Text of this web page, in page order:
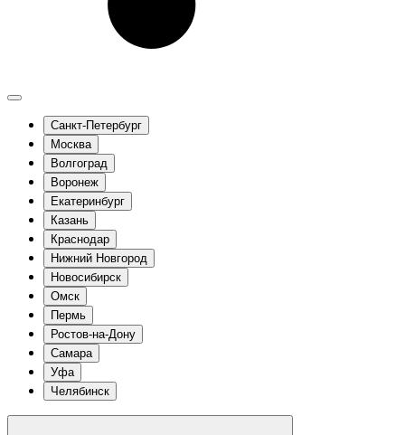
Санкт-Петербург
Москва
Волгоград
Воронеж
Екатеринбург
Казань
Краснодар
Нижний Новгород
Новосибирск
Омск
Пермь
Ростов-на-Дону
Самара
Уфа
Челябинск